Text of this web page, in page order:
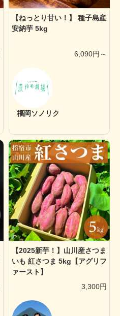
【ねっとり甘い！】 種子島産
安納芋 5kg
6,090円～
福岡ソノリク
【2025新芋！】山川産さつま
いも 紅さつま 5kg【アグリフ
ァースト】
3,300円